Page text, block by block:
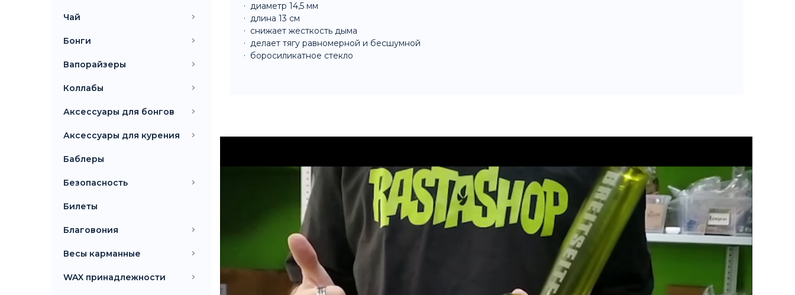
Чай
Бонги
Вапорайзеры
Коллабы
Аксессуары для бонгов
Аксессуары для курения
Баблеры
Безопасность
Билеты
Благовония
Весы карманные
WAX принадлежности
диаметр 14,5 мм
длина 13 см
снижает жесткость дыма
делает тягу равномерной и бесшумной
боросиликатное стекло